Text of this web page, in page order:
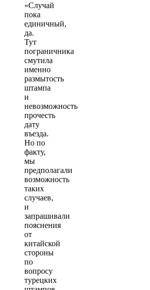
«Случай
пока
единичный,
да.
Тут
пограничника
смутила
именно
размытость
штампа
и
невозможность
прочесть
дату
въезда.
Но по
факту,
мы
предполагали
возможность
таких
случаев,
и
запрашивали
пояснения
от
китайской
стороны
по
вопросу
турецких